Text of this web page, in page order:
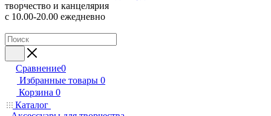
творчество и канцелярия
с 10.00-20.00 ежедневно
Сравнение0
Избранные товары 0
Корзина 0
Каталог